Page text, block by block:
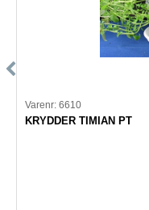
Varenr: 6610
KRYDDER TIMIAN PT